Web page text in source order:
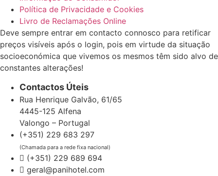
Política de Privacidade e Cookies
Livro de Reclamações Online
Deve sempre entrar em contacto connosco para retificar
preços visíveis após o login, pois em virtude da situação
socioeconómica que vivemos os mesmos têm sido alvo de
constantes alterações!
Contactos Úteis
Rua Henrique Galvão, 61/65
4445-125 Alfena
Valongo – Portugal
(+351) 229 683 297
(Chamada para a rede fixa nacional)
(+351) 229 689 694
geral@panihotel.com